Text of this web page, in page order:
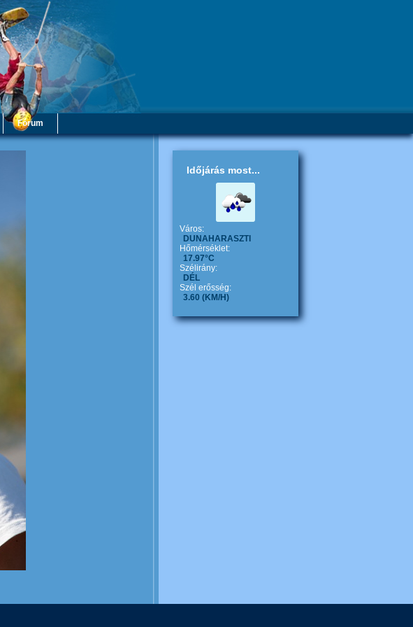
Fórum
Időjárás most...
Város:
DUNAHARASZTI
Hőmérséklet:
17.97°C
Szélirány:
DÉL
Szél erősség:
3.60 (KM/H)